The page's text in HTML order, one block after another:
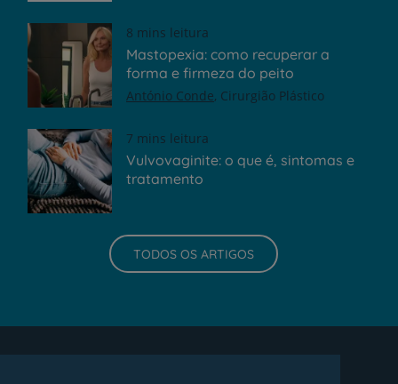
8 mins leitura
Mastopexia: como recuperar a
forma e firmeza do peito
António Conde Cirurgião Plástico
7 mins leitura
Vulvovaginite: o que é, sintomas e
tratamento
TODOS OS ARTIGOS